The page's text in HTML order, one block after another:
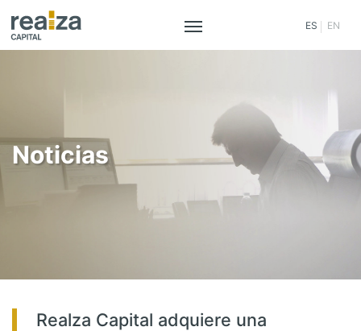
ES EN
Noticias
Realza Capital adquiere una